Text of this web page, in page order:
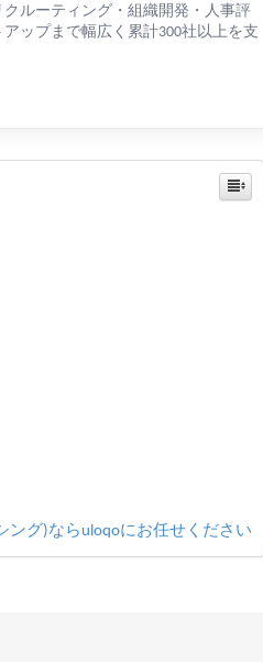
ルーティング・組織開発・人事評
ップまで幅広く累計300社以上を支
ング)ならuloqoにお任せください